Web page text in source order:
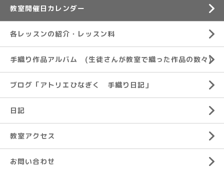
教室開催日カレンダー
各レッスンの紹介・レッスン料
手織り作品アルバム (生徒さんが教室で織った作品の数々)
ブログ「アトリエひなぎく 手織り日記」
日記
教室アクセス
お問い合わせ